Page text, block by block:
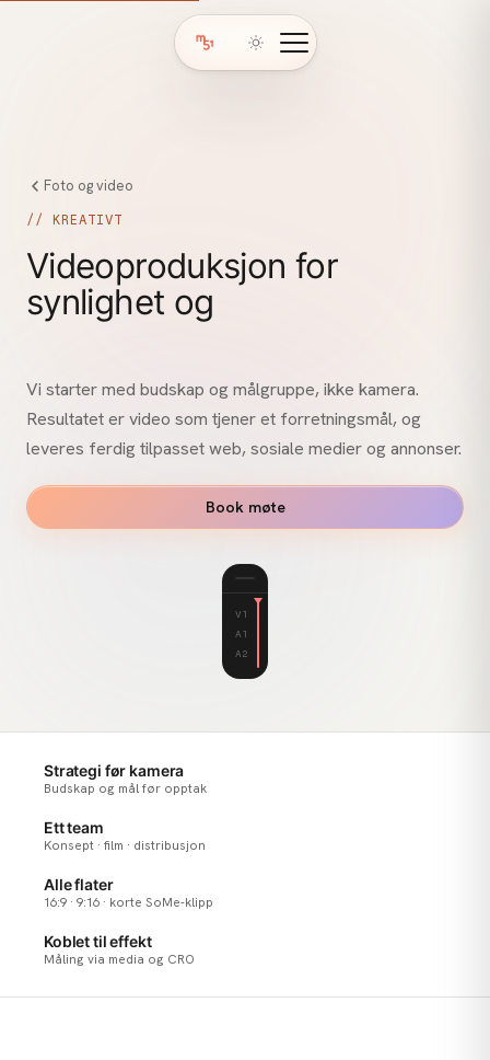
REC
V1
A1
A2
Foto og video
// KREATIVT
Videoproduksjon for
synlighet og
Vi starter med budskap og målgruppe, ikke kamera.
Resultatet er video som tjener et forretningsmål, og
leveres ferdig tilpasset web, sosiale medier og annonser.
Book møte
Strategi før kamera
Budskap og mål før opptak
Ett team
Konsept · film · distribusjon
Alle flater
16:9 · 9:16 · korte SoMe-klipp
Koblet til effekt
Måling via media og CRO